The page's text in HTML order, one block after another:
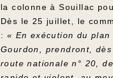
la colonne à Souillac
Dès le 25 juillet, le
: « En exécution du
Gourdon, prendront,
route nationale n° 20,